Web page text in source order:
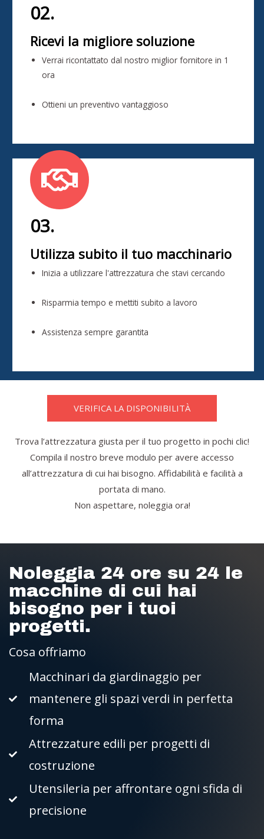
02.
Ricevi la migliore soluzione
Verrai ricontattato dal nostro miglior fornitore in 1
ora
Ottieni un preventivo vantaggioso
03.
Utilizza subito il tuo macchinario
Inizia a utilizzare l'attrezzatura che stavi cercando
Risparmia tempo e mettiti subito a lavoro
Assistenza sempre garantita
VERIFICA LA DISPONIBILITÀ
Trova l’attrezzatura giusta per il tuo progetto in pochi clic!
Compila il nostro breve modulo per avere accesso
all’attrezzatura di cui hai bisogno. Affidabilità e facilità a
portata di mano.
Non aspettare, noleggia ora!
Noleggia 24 ore su 24 le
macchine di cui hai
bisogno per i tuoi
progetti.
Cosa offriamo
Macchinari da giardinaggio per
mantenere gli spazi verdi in perfetta
forma
Attrezzature edili per progetti di
costruzione
Utensileria per affrontare ogni sfida di
precisione